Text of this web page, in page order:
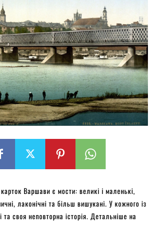
Варшави є мости: великі і маленькі,
лаконічні та більш вишукані. У кожного із
та своя неповторна історія. Детальніше на